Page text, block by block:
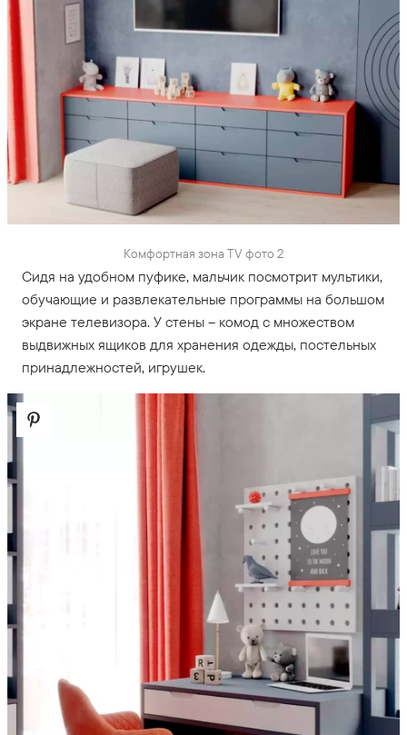
Комфортная зона TV фото 2
Сидя на удобном пуфике, мальчик посмотрит мультики,
обучающие и развлекательные программы на большом
экране телевизора. У стены – комод с множеством
выдвижных ящиков для хранения одежды, постельных
принадлежностей, игрушек.